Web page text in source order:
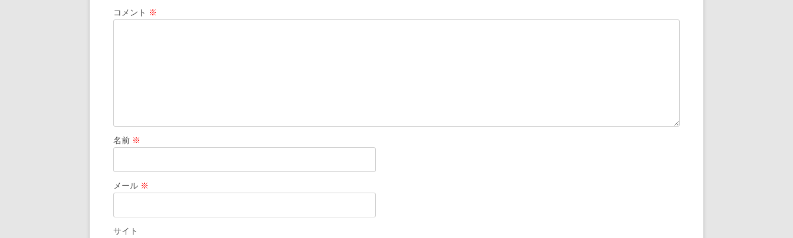
コメント ※
名前 ※
メール ※
サイト